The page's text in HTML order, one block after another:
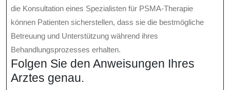
die Konsultation eines Spezialisten für PSMA-Therapie
können Patienten sicherstellen, dass sie die bestmögliche
Betreuung und Unterstützung während ihres
Behandlungsprozesses erhalten.
Folgen Sie den Anweisungen Ihres
Arztes genau.